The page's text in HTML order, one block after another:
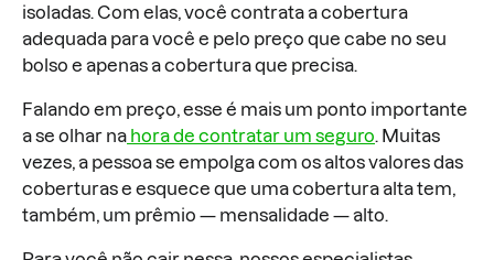
isoladas. Com elas, você contrata a cobertura
adequada para você e pelo preço que cabe no seu
bolso e apenas a cobertura que precisa.
Falando em preço, esse é mais um ponto importante
a se olhar na hora de contratar um seguro. Muitas
vezes, a pessoa se empolga com os altos valores das
coberturas e esquece que uma cobertura alta tem,
também, um prêmio — mensalidade — alto.